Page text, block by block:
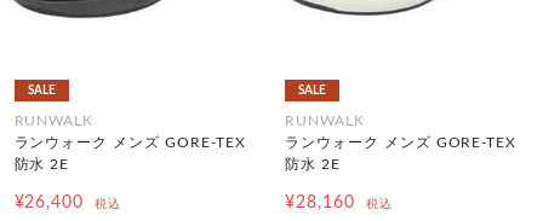
SALE
RUNWALK
ランウォーク メンズ GORE-TEX
防水 2E
¥26,400 税込
SALE
RUNWALK
ランウォーク メンズ GORE-TEX
防水 2E
¥28,160 税込